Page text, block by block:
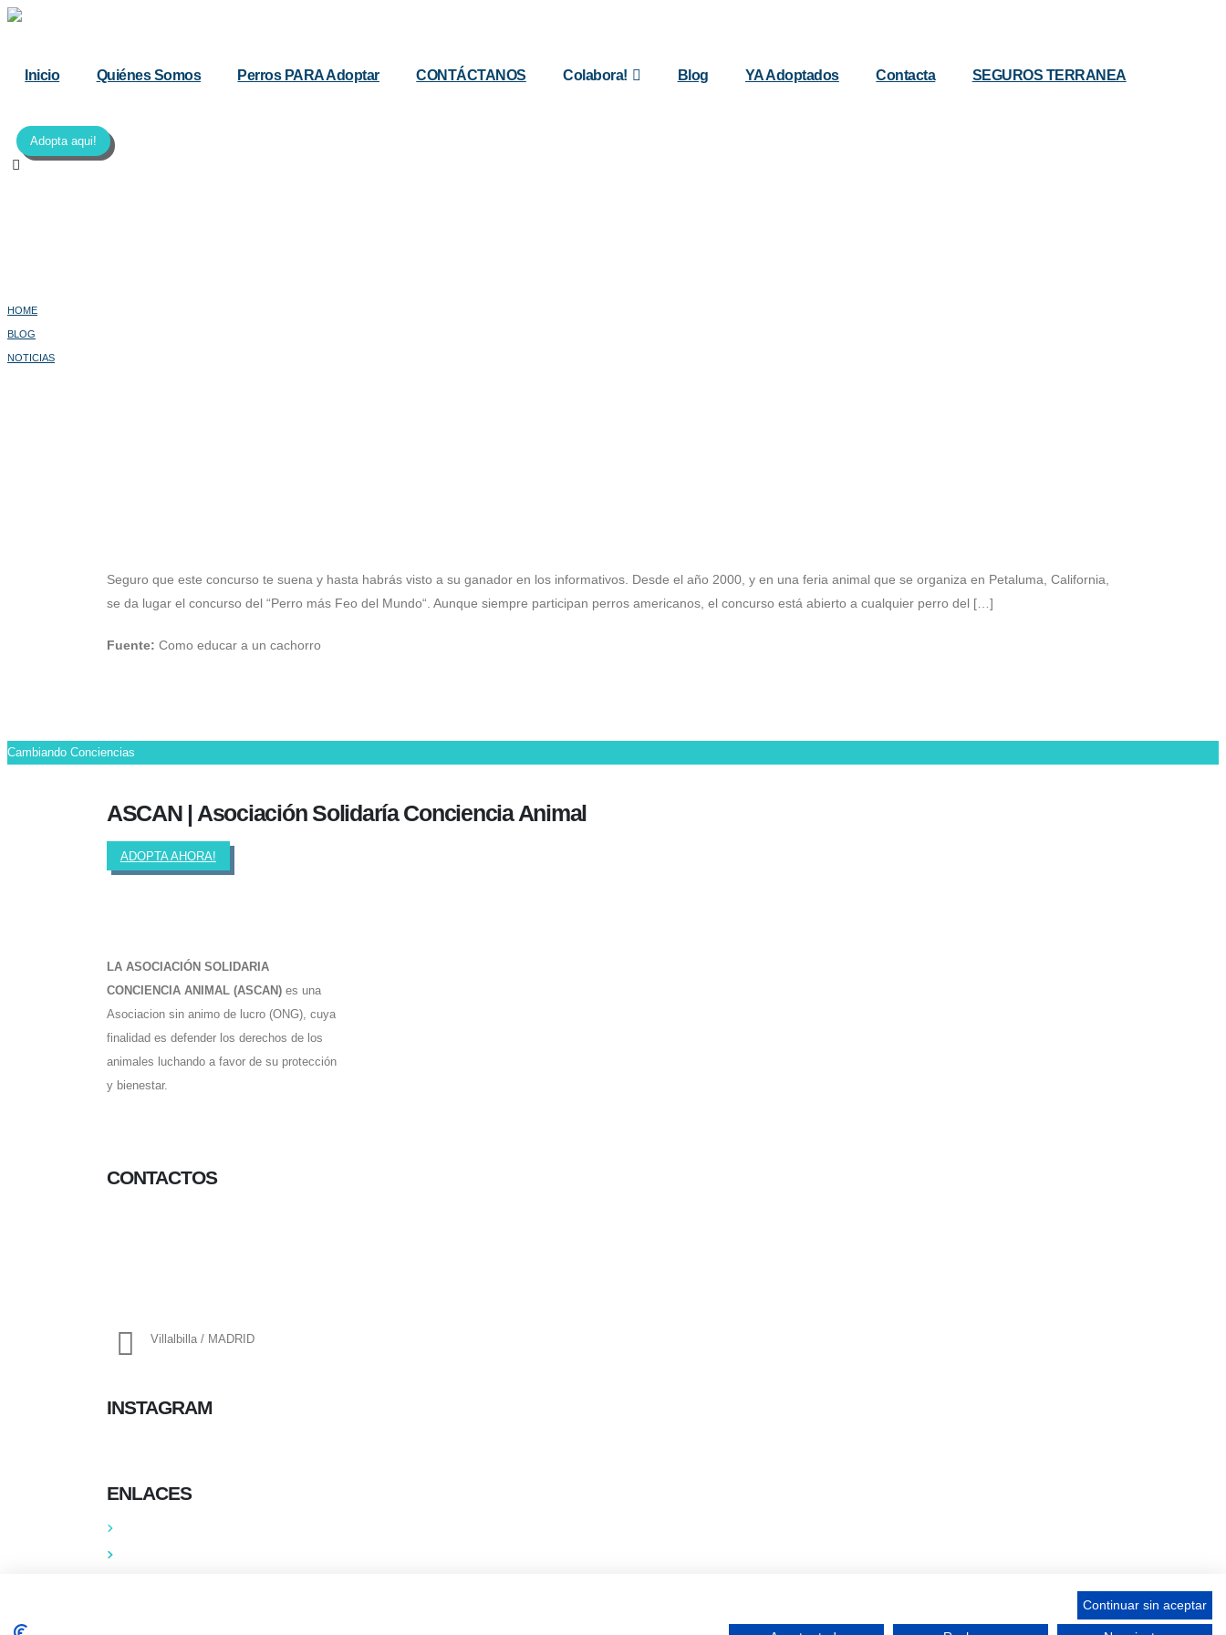
Inicio Quiénes Somos Perros PARA Adoptar CONTÁCTANOS Colabora! Blog YA Adoptados Contacta SEGUROS TERRANEA
Adopta aqui!
HOME
BLOG
NOTICIAS
Seguro que este concurso te suena y hasta habrás visto a su ganador en los informativos. Desde el año 2000, y en una feria animal que se organiza en Petaluma, California,
se da lugar el concurso del “Perro más Feo del Mundo“. Aunque siempre participan perros americanos, el concurso está abierto a cualquier perro del […]
Fuente: Como educar a un cachorro
Cambiando Conciencias
ASCAN | Asociación Solidaría Conciencia Animal
ADOPTA AHORA!
LA ASOCIACIÓN SOLIDARIA
CONCIENCIA ANIMAL (ASCAN) es una
Asociacion sin animo de lucro (ONG), cuya
finalidad es defender los derechos de los
animales luchando a favor de su protección
y bienestar.
CONTACTOS
Villalbilla / MADRID
INSTAGRAM
ENLACES
Continuar sin aceptar